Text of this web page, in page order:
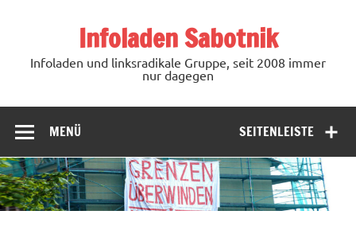
Infoladen Sabotnik
Infoladen und linksradikale Gruppe, seit 2008 immer
nur dagegen
SEITENLEISTE
MENÜ